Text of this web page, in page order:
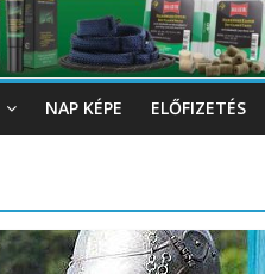
NAP KÉPE ELŐFIZETÉS